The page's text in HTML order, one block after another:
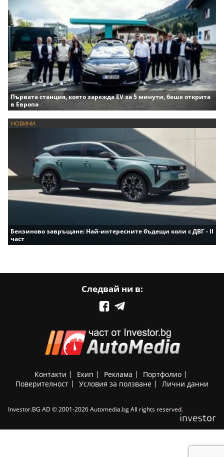
Първата станция, която зарежда EV за 5 минути, беше открита
в Европа
НОВИНИ
Бензиново завръщане: Най-интересните бъдещи коли с ДВГ - II
част
Следвай ни в:
Контакти Екип Реклама
Портфолио
Поверителност
Условия за ползване Лични данни
Investor.BG AD © 2001-2026 Automedia.bg All rights reserved.